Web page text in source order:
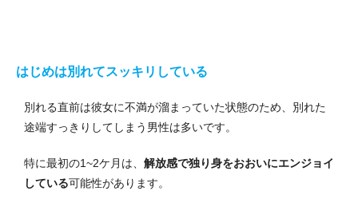
はじめは別れてスッキリしている
別れる直前は彼女に不満が溜まっていた状態のため、別れた
途端すっきりしてしまう男性は多いです。
特に最初の1~2ケ月は、 解放感で独り身をおおいにエンジョイ
している可能性があります。